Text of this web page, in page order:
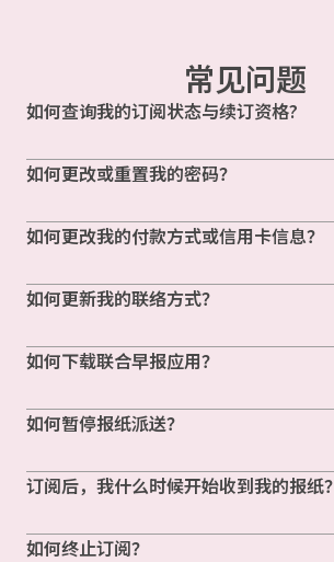
常见问题
如何查询我的订阅状态与续订资格?
如何更改或重置我的密码？
如何更改我的付款方式或信用卡信息？
如何更新我的联络方式？
如何下载联合早报应用？
如何暂停报纸派送？
订阅后，我什么时候开始收到我的报纸？
如何终止订阅？